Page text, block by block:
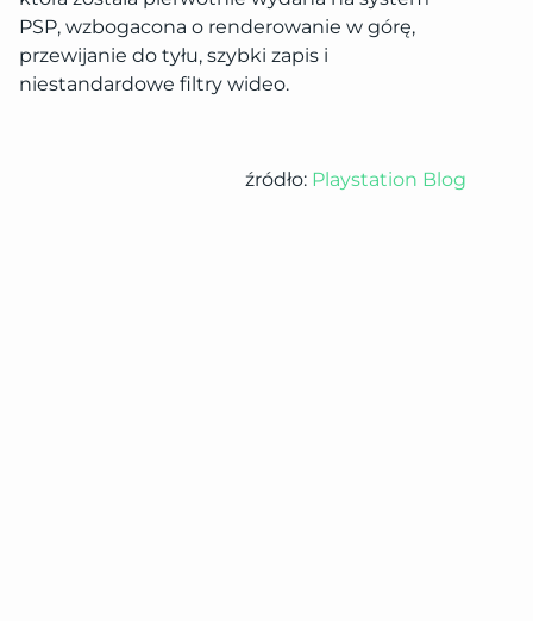
PSP, wzbogacona o renderowanie w górę,
przewijanie do tyłu, szybki zapis i
niestandardowe filtry wideo.
źródło: Playstation Blog